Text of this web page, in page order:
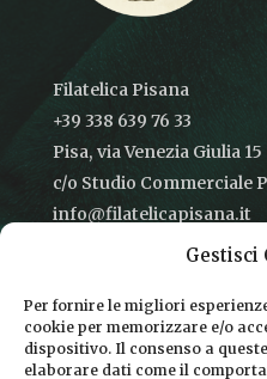
Gestisci
Per fornire le migliori
cookie per memorizzare e/o
dispositivo. Il consenso a
elaborare dati come il
Filatelica Pisana
+39 338 639 76 33
Pisa, via Venezia Giulia 15
c/o Studio Commerciale
info@filatelicapisana.it
CONDIZIONI DI VENDITA